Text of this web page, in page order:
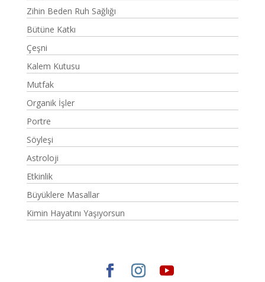
Zihin Beden Ruh Sağlığı
Bütüne Katkı
Çeşni
Kalem Kutusu
Mutfak
Organik İşler
Portre
Söyleşi
Astroloji
Etkinlik
Büyüklere Masallar
Kimin Hayatını Yaşıyorsun